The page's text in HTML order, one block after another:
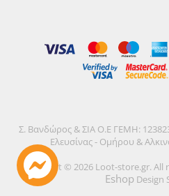
Σ. Βανδώρος & ΣΙΑ Ο.Ε ΓΕΜΗ:
Ελευσίνας - Ομήρου &
Copyright © 2026 Loot-store.gr. All
Eshop Design